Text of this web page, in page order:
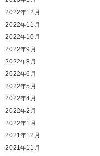
2022年12月
2022年11月
2022年10月
2022年9月
2022年8月
2022年6月
2022年5月
2022年4月
2022年2月
2022年1月
2021年12月
2021年11月